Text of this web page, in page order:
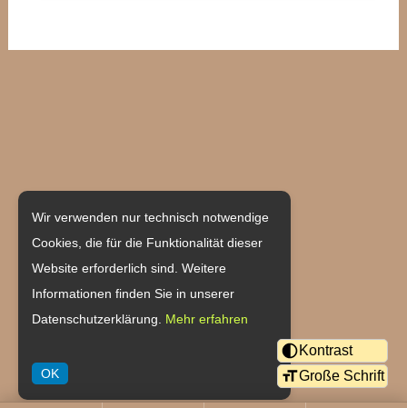
Hauptstraße 55
55237 Flonheim/Uffhofen
Tel: 06734/6401
verkauf@weingut-becher.de
Wir verwenden nur technisch notwendige
Cookies, die für die Funktionalität dieser
Website erforderlich sind. Weitere
Informationen finden Sie in unserer
Datenschutzerklärung.
Mehr erfahren
OK
Kontrast
Große Schrift